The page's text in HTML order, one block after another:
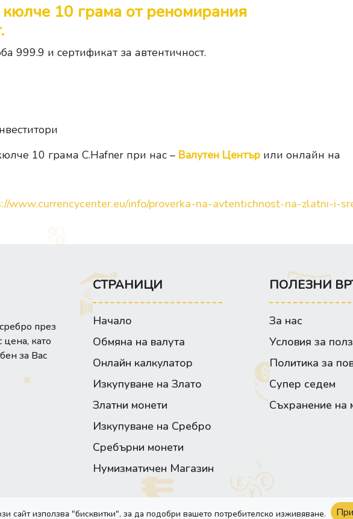
10 грама от реномирания
999.9 и сертификат за автентичност.
10 грама C.Hafner при нас – Валутен Център или онлайн на
www.currencycenter.eu/info/proverka-na-avtentichnost-na-zlatni-i-
през
цена, като
за Вас
СТРАНИЦИ
Начало
Обмяна на валута
Онлайн калкулатор
Изкупуване на Злато
Златни монети
Изкупуване на Сребро
Сребърни монети
Нумизматичен Магазин
ПОЛЕЗНИ
За нас
Условия за
Политика за
Супер седем
Съхранение на
Сайта е изработен от:Webixty©
сайт използва "бисквитки", за да подобри вашето потребителско изживяване.